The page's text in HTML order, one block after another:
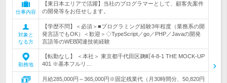
仕事内容
【東日本エリアで活躍】当社のプログラマーとして、顧客先案件
の開発等をお任せします。
対象と
なる方
【学歴不問】＜必須＞■プログラミング経験3年程度（業務系の開
発言語でもOK）＜歓迎＞◇TypeScript／go／PHP／Javaの開発
言語等のWEB関連技術経験
勤務地
【転勤なし】 ＜本社＞ 東京都千代田区麹町4-8-1 THE MOCK-UP
401 ※基本フルリ…
月給285,000円～365,000円※固定残業代（月30時間分、50,820円